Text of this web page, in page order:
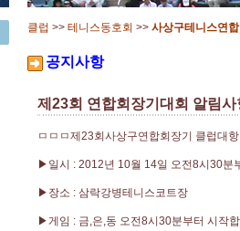
클럽 >> 테니스동호회 >> 사상구테니스연
공지사항
제23회 연합회장기대회 알림사
ㅁㅁㅁ제23회사상구연합회장기 클럽대
▶일시 : 2012년 10월 14일 오전8시30분
▶장소 : 삼락강병테니스코트장
▶게임 : 금,은,동 오전8시30분부터 시작